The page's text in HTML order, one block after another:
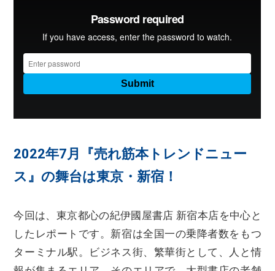
2022年7月『売れ筋本トレンドニュー
ス』の舞台は東京・新宿！
今回は、東京都心の紀伊國屋書店 新宿本店を中心と
したレポートです。新宿は全国一の乗降者数をもつ
ターミナル駅。ビジネス街、繁華街として、人と情